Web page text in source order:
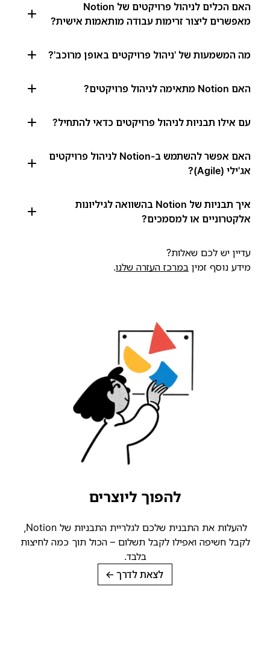
האם הכלים לניהול פרויקטים של Notion
מאפשרים ליצור זרימות עבודה מותאמות אישית?
מה המשמעות של 'ניהול פרויקטים באופן מרוכב'?
האם Notion מתאימה לניהול פרויקטים?
עם אילו תבניות לניהול פרויקטים כדאי להתחיל?
האם אפשר להשתמש ב-Notion לניהול פרויקטים
אג'ילי (Agile)?
איך תבניות של Notion בהשוואה לגיליונות
אלקטרוניים או למסמכים?
עדיין יש לכם שאלות?
מידע נוסף זמין במרכז העזרה שלנו.
להפוך ליוצרים
להעלות את התבנית שלכם לגלריית התבניות של Notion,
לקבל חשיפה ואפילו לקבל תשלום – הכול תוך כמה לחיצות
בלבד.
לצאת לדרך →